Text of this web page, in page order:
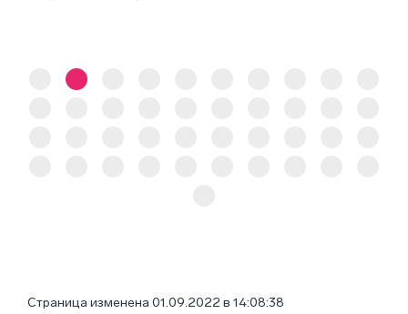
Страница изменена 01.09.2022 в 14:08:38